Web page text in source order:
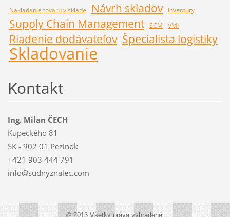
Nakladanie tovaru v sklade
Návrh skladov Inventúry
Supply Chain Management SCM VMI
Riadenie dodávateľov Špecialista logistiky
Skladovanie
Kontakt
Ing. Milan ČECH
Kupeckého 81
SK - 902 01 Pezinok
+421 903 444 791
info@sudnyznalec.com
© 2013 Všetky práva vyhradené.